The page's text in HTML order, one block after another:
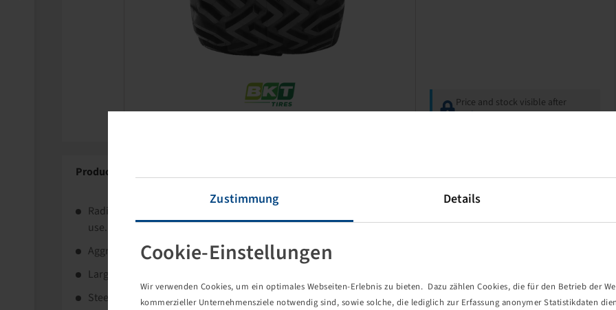
Zustimmung Details
Cookie-Einstellungen
Wir verwenden Cookies, um ein optimales Webseiten-Erlebnis zu bieten. Dazu zählen Cookies, die für den Betrieb der
kommerzieller Unternehmensziele notwendig sind, sowie solche, die lediglich zur Erfassung anonymer Statistikdaten
Price and stock visible after
Login.
Product Details
Radial traction tyre specifically designed for operations on grassland, as well as for mixed on-road and off-road
use.
Aggressive, offset traction tread pattern offers reliable traction in all conditions, especially on slopes.
Large contact area provides additional stability in use.
Steel-belt reinforced casing makes the tyre even more stable and protects against punctures.